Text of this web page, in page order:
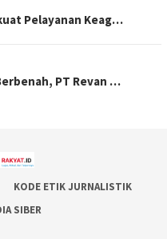
Pelayanan Keag…
PT Revan …
KODE ETIK JURNALISTIK
SIBER